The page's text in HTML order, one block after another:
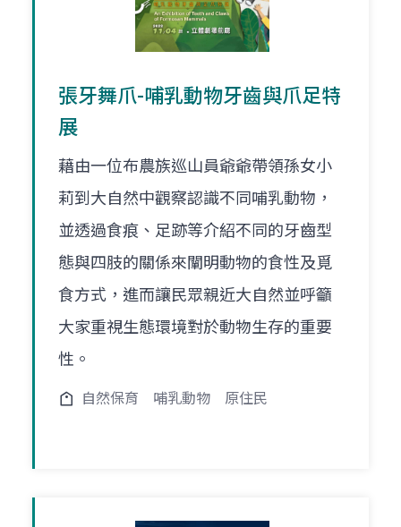
張牙舞爪-哺乳動物牙齒與爪足特
展
藉由一位布農族巡山員爺爺帶領孫女小
莉到大自然中觀察認識不同哺乳動物，
並透過食痕、足跡等介紹不同的牙齒型
態與四肢的關係來闡明動物的食性及覓
食方式，進而讓民眾親近大自然並呼籲
大家重視生態環境對於動物生存的重要
性。
自然保育 哺乳動物 原住民